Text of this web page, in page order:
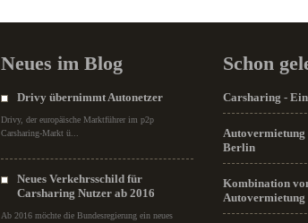
Neues im Blog
Drivy übernimmt Autonetzer
Drivy, der europäische Marktführer im p2p
Carsharing-Markt ü...
Neues Verkehrsschild für
Carsharing Nutzer ab 2016
Ab 2016 möchte die Bundesregierung ein neues
Schon
Carsharing -
Autovermietung
Berlin
Kombination
Autovermietung